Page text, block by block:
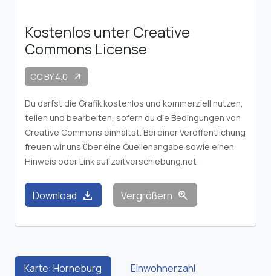
Kostenlos unter Creative
Commons License
CC BY 4.0 arrow_outward
Du darfst die Grafik kostenlos und kommerziell nutzen,
teilen und bearbeiten, sofern du die Bedingungen von
Creative Commons einhältst. Bei einer Veröffentlichung
freuen wir uns über eine Quellenangabe sowie einen
Hinweis oder Link auf zeitverschiebung.net
Download download Vergrößern zoom_in
Karte: Horneburg Einwohnerzahl